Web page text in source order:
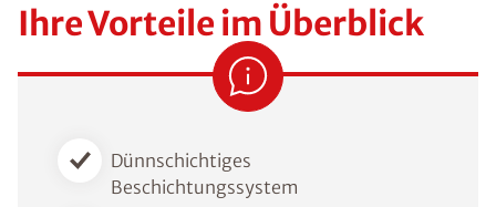
Ihre Vorteile im Überblick
Dünnschichtiges
Beschichtungssystem